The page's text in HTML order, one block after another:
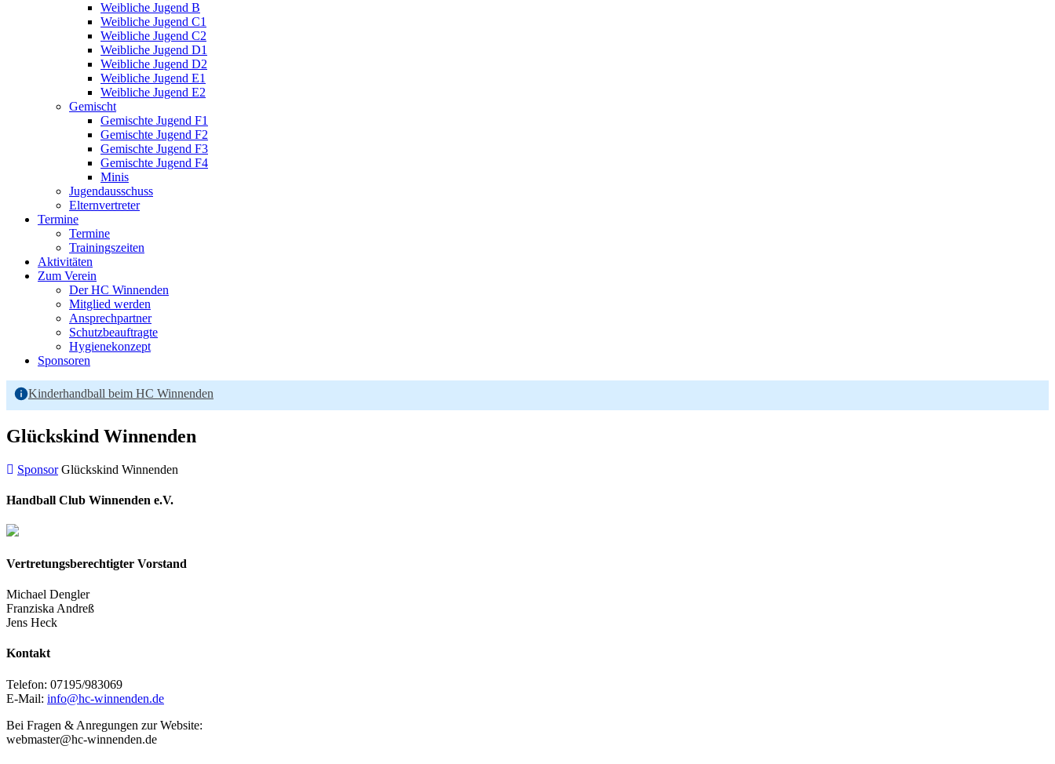
Weibliche Jugend B
Weibliche Jugend C1
Weibliche Jugend C2
Weibliche Jugend D1
Weibliche Jugend D2
Weibliche Jugend E1
Weibliche Jugend E2
Gemischt
Gemischte Jugend F1
Gemischte Jugend F2
Gemischte Jugend F3
Gemischte Jugend F4
Minis
Jugendausschuss
Elternvertreter
Termine
Termine
Trainingszeiten
Aktivitäten
Zum Verein
Der HC Winnenden
Mitglied werden
Ansprechpartner
Schutzbeauftragte
Hygienekonzept
Sponsoren
Kinderhandball beim HC Winnenden
Glückskind Winnenden
Sponsor Glückskind Winnenden
Handball Club Winnenden e.V.
Vertretungsberechtigter Vorstand
Michael Dengler
Franziska Andreß
Jens Heck
Kontakt
Telefon: 07195/983069
E-Mail: info@hc-winnenden.de
Bei Fragen & Anregungen zur Website:
webmaster@hc-winnenden.de